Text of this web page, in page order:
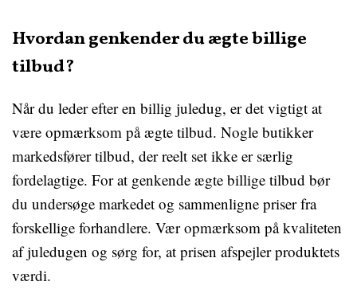
Hvordan genkender du ægte billige
tilbud?
Når du leder efter en billig juledug, er det vigtigt at
være opmærksom på ægte tilbud. Nogle butikker
markedsfører tilbud, der reelt set ikke er særlig
fordelagtige. For at genkende ægte billige tilbud bør
du undersøge markedet og sammenligne priser fra
forskellige forhandlere. Vær opmærksom på kvaliteten
af juledugen og sørg for, at prisen afspejler produktets
værdi.